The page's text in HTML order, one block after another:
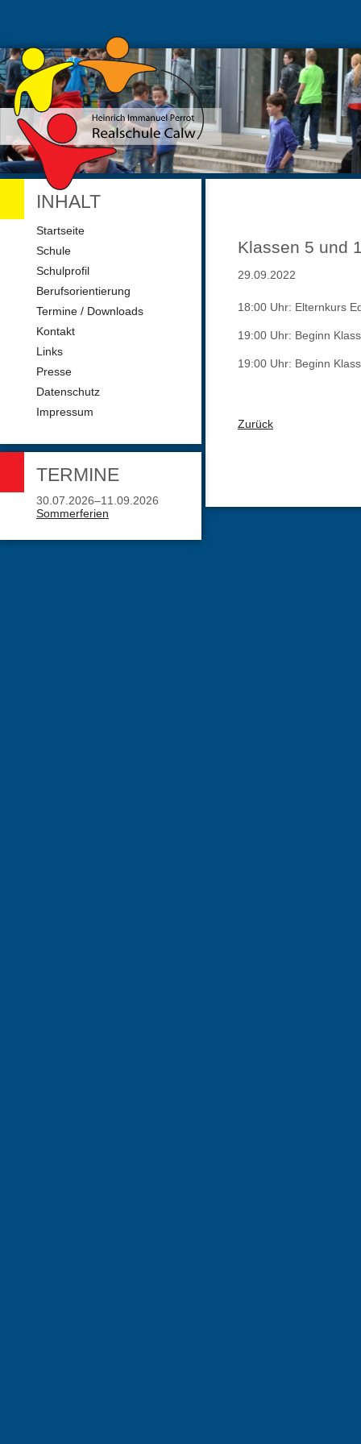
Klassen 5 und
29.09.2022
18:00 Uhr: Elternkurs
19:00 Uhr: Beginn
19:00 Uhr: Beginn
Zurück
INHALT
Navigation
Startseite
Schule
Schulprofil
Berufsorientierung
Termine / Downloads
Kontakt
Links
Presse
Datenschutz
Impressum
TERMINE
30.07.2026–11.09.2026
Sommerferien